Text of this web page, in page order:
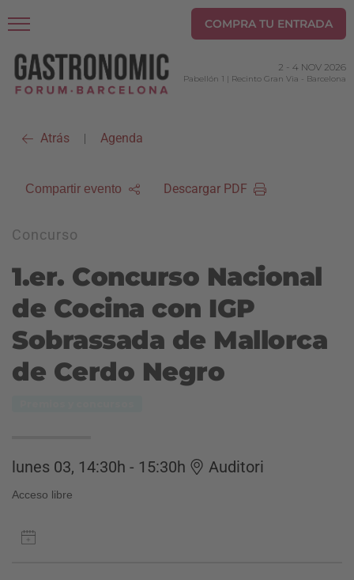
COMPRA TU ENTRADA
2 - 4 NOV 2026
Pabellón 1 | Recinto Gran Via - Barcelona
Atrás | Agenda
Compartir evento Descargar PDF
Concurso
1.er. Concurso Nacional
de Cocina con IGP
Sobrassada de Mallorca
de Cerdo Negro
lunes 03, 14:30h - 15:30h Auditori
Acceso libre